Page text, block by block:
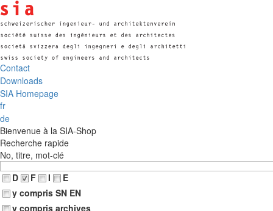
Contact
Downloads
SIA Homepage
fr
de
Bienvenue à la SIA-Shop
Recherche rapide
No, titre, mot-clé
D
F I
E
y compris SN EN
y compris archives